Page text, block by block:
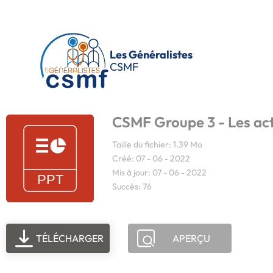
Les Généralistes
CSMF
CSMF Groupe 3 - Les
Taille du fichier: 1.39 Mo
Créé: 07 - 06 - 2022
Mis à jour: 07 - 06 - 2022
Succès: 76
TÉLÉCHARGER APERÇU